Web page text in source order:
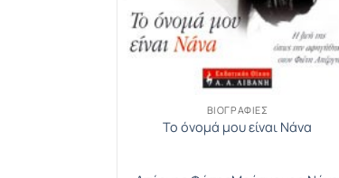
ΒΙΟΓΡΑΦΊΕΣ
Το όνομά μου είναι Νάνα